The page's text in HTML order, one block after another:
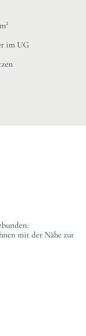
im UG
mit der Nähe zur